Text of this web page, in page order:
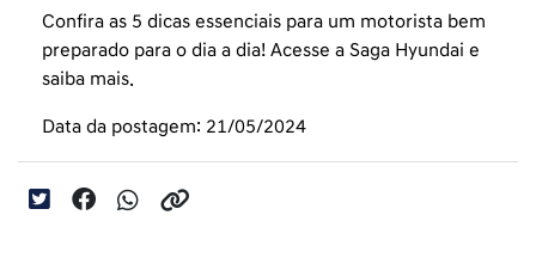
Confira as 5 dicas essenciais para um motorista bem
preparado para o dia a dia! Acesse a Saga Hyundai e
saiba mais.
Data da postagem: 21/05/2024